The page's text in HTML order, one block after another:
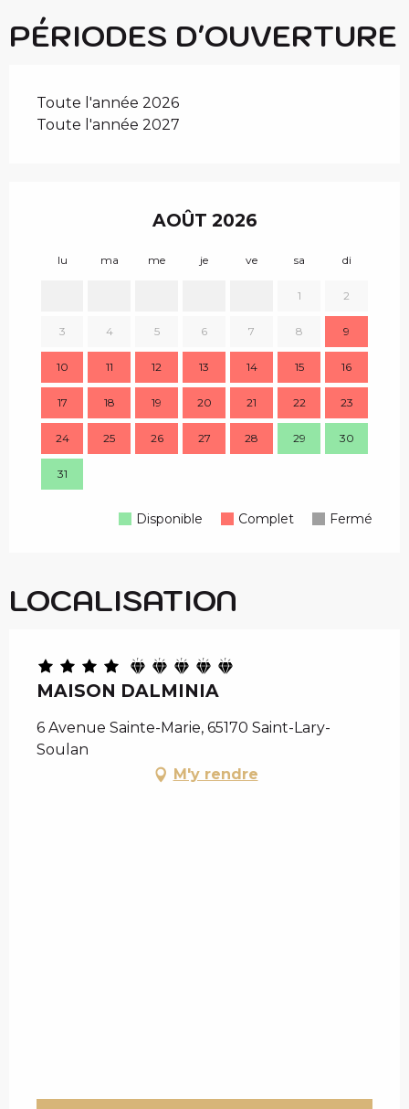
PÉRIODES D'OUVERTURE
Toute l'année 2026
Toute l'année 2027
AOÛT 2026
lu ma me je ve sa di
1 2
3 4 5 6 7 8 9
10 11 12 13 14 15 16
17 18 19 20 21 22 23
24 25 26 27 28 29 30
31
Disponible Complet Fermé
LOCALISATION
MAISON DALMINIA
6 Avenue Sainte-Marie, 65170 Saint-Lary-
Soulan
M'y rendre